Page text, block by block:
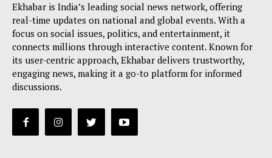
Ekhabar is India’s leading social news network, offering
real-time updates on national and global events. With a
focus on social issues, politics, and entertainment, it
connects millions through interactive content. Known for
its user-centric approach, Ekhabar delivers trustworthy,
engaging news, making it a go-to platform for informed
discussions.